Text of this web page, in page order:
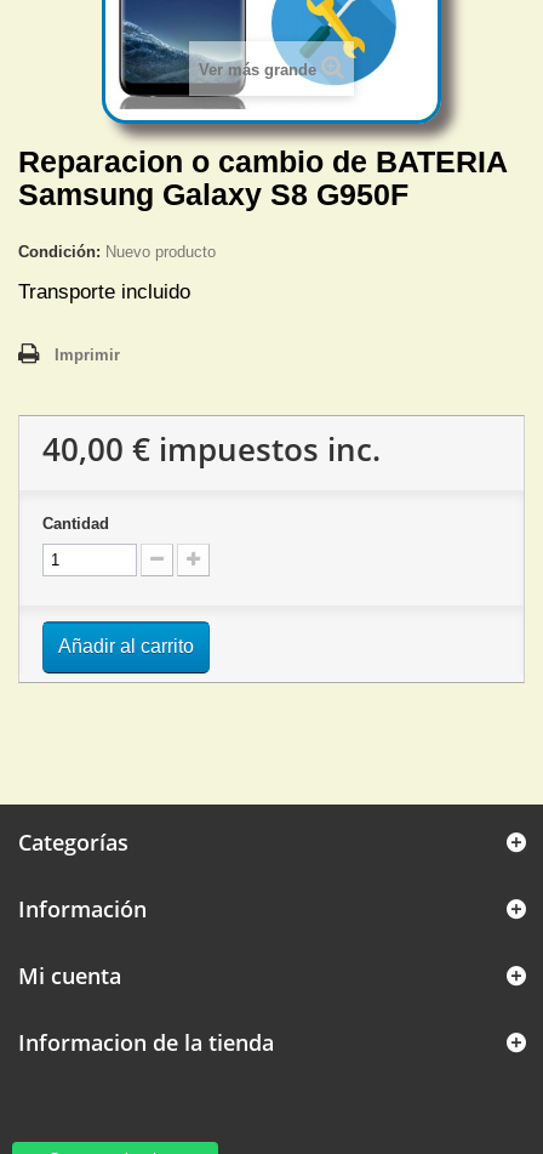
Ver más grande
Reparacion o cambio de BATERIA
Samsung Galaxy S8 G950F
Condición: Nuevo producto
Transporte incluido
Imprimir
40,00 € impuestos inc.
Cantidad
Añadir al carrito
Categorías
Información
Mi cuenta
Informacion de la tienda